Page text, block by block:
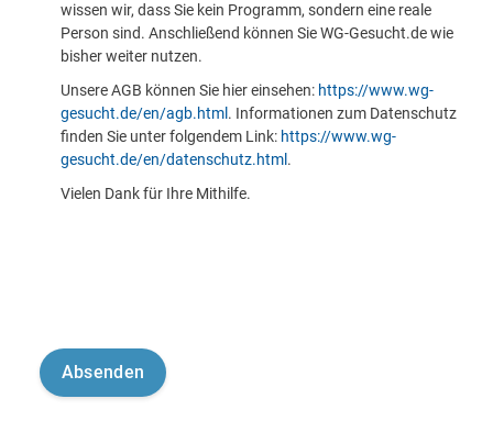
wissen wir, dass Sie kein Programm, sondern eine reale
Person sind. Anschließend können Sie WG-Gesucht.de wie
bisher weiter nutzen.
Unsere AGB können Sie hier einsehen: https://www.wg-
gesucht.de/en/agb.html . Informationen zum Datenschutz
finden Sie unter folgendem Link: https://www.wg-
gesucht.de/en/datenschutz.html .
Vielen Dank für Ihre Mithilfe.